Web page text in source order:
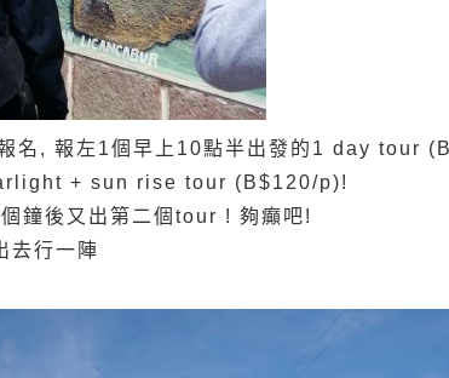
名, 報左1個早上10點半出發的1 day tour
+ sun rise tour (B$120/p)!
鐘後又出第二個tour ! 夠癲吧!
去行一陣